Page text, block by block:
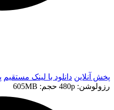
پخش آنلاین دانلود با لينک مستقيم
رزولوشن: 480p
حجم: 605MB